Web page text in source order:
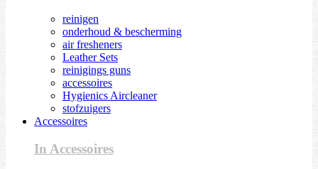
reinigen
onderhoud & bescherming
air fresheners
Leather Sets
reinigings guns
accessoires
Hygienics Aircleaner
stofzuigers
Accessoires
In Accessoires